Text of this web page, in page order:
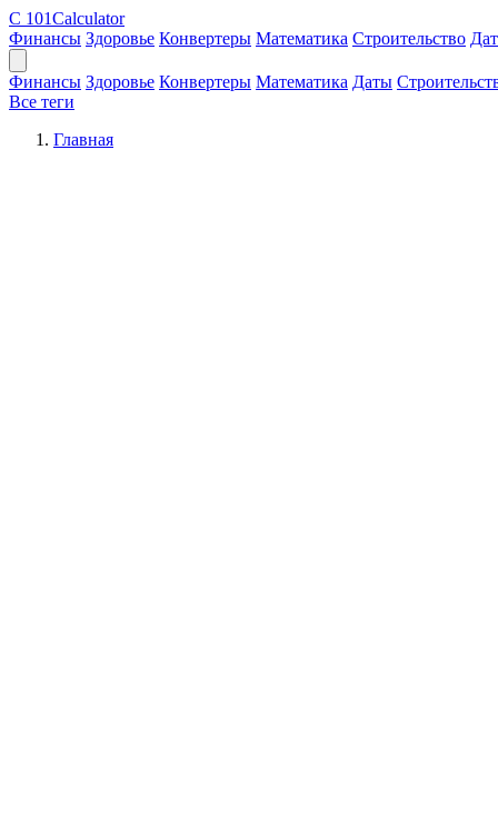
C 101Calculator
Финансы Здоровье Конвертеры Математика Строительство
Финансы Здоровье Конвертеры Математика Даты
Все теги
Главная